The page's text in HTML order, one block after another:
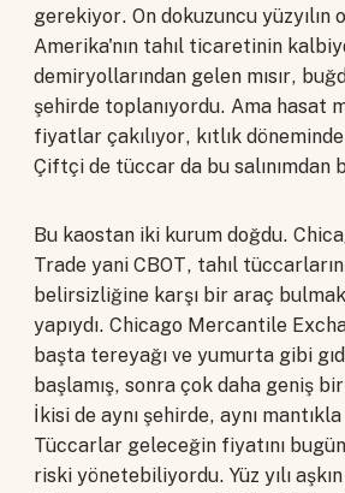
gerekiyor. On dokuzuncu yüzyılın
Amerika'nın tahıl ticaretinin
demiryollarından gelen mısır,
şehirde toplanıyordu. Ama hasat
fiyatlar çakılıyor, kıtlık
Çiftçi de tüccar da bu salınımdan
Bu kaostan iki kurum doğdu.
Trade yani CBOT, tahıl
belirsizliğine karşı bir araç
yapıydı. Chicago Mercantile
başta tereyağı ve yumurta gibi
başlamış, sonra çok daha geniş bir
İkisi de aynı şehirde, aynı mantıkla
Tüccarlar geleceğin fiyatını
riski yönetebiliyordu. Yüz yılı